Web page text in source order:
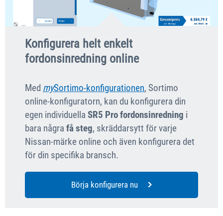
Konfigurera helt enkelt
fordonsinredning online
Med mySortimo-konfigurationen, Sortimo
online-konfiguratorn, kan du konfigurera din
egen individuella SR5 Pro fordonsinredning i
bara några få steg, skräddarsytt för varje
Nissan-märke online och även konfigurera det
för din specifika bransch.
Börja konfigurera nu